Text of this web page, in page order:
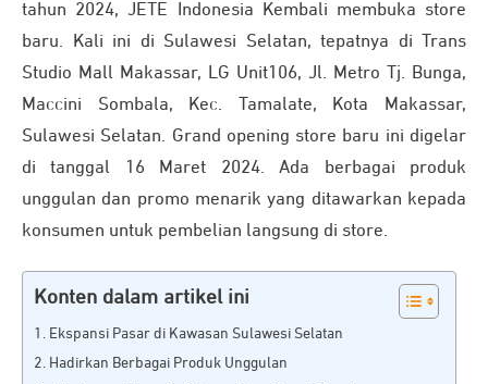
tahun 2024, JETE Indonesia Kembali membuka store
baru. Kali ini di Sulawesi Selatan, tepatnya di Trans
Studio Mall Makassar, LG Unit106, Jl. Metro Tj. Bunga,
Maccini Sombala, Kec. Tamalate, Kota Makassar,
Sulawesi Selatan. Grand opening store baru ini digelar
di tanggal 16 Maret 2024. Ada berbagai produk
unggulan dan promo menarik yang ditawarkan kepada
konsumen untuk pembelian langsung di store.
Konten dalam artikel ini
Ekspansi Pasar di Kawasan Sulawesi Selatan
Hadirkan Berbagai Produk Unggulan